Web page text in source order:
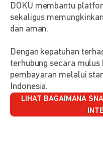
DOKU membantu
sekaligus
dan aman.
Dengan kepatuhan
terhubung secara mulus
pembayaran melalui
Indonesia.
LIHAT BAGAIMANA